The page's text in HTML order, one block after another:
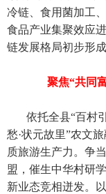
冷链、食用菌加工
食品产业集聚效应
链发展格局初步形成
聚焦“共同
依托全县“百村引
愁·状元故里”农文
质旅游生产力。争
盟，催生中华村研
新业态竞相迸发。